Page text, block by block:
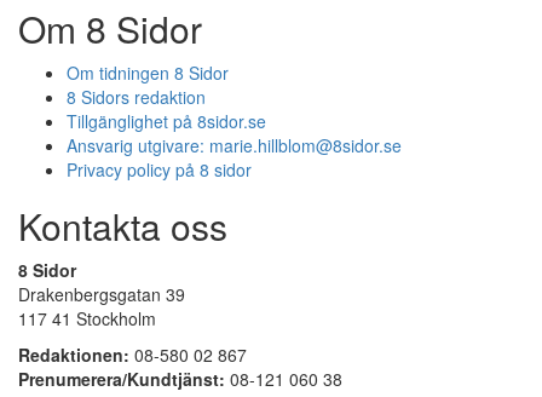
Om 8 Sidor
Om tidningen 8 Sidor
8 Sidors redaktion
Tillgänglighet på 8sidor.se
Ansvarig utgivare: marie.hillblom@8sidor.se
Privacy policy på 8 sidor
Kontakta oss
8 Sidor
Drakenbergsgatan 39
117 41 Stockholm
Redaktionen: 08-580 02 867
Prenumerera/Kundtjänst: 08-121 060 38